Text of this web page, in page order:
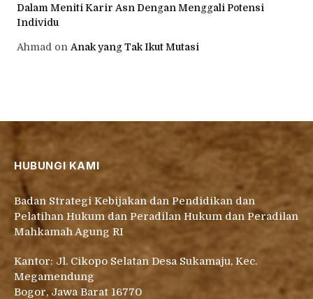
Dalam Meniti Karir Asn Dengan Menggali Potensi
Individu
Ahmad on Anak yang Tak Ikut Mutasi
HUBUNGI KAMI
Badan Strategi Kebijakan dan Pendidikan dan
Pelatihan Hukum dan Peradilan Hukum dan Peradilan
Mahkamah Agung RI
Kantor: Jl. Cikopo Selatan Desa Sukamaju, Kec.
Megamendung
Bogor, Jawa Barat 16770